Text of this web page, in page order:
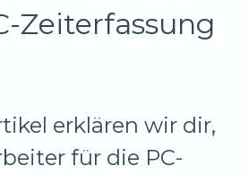
Zeiterfassung
erklären wir dir,
für die PC-